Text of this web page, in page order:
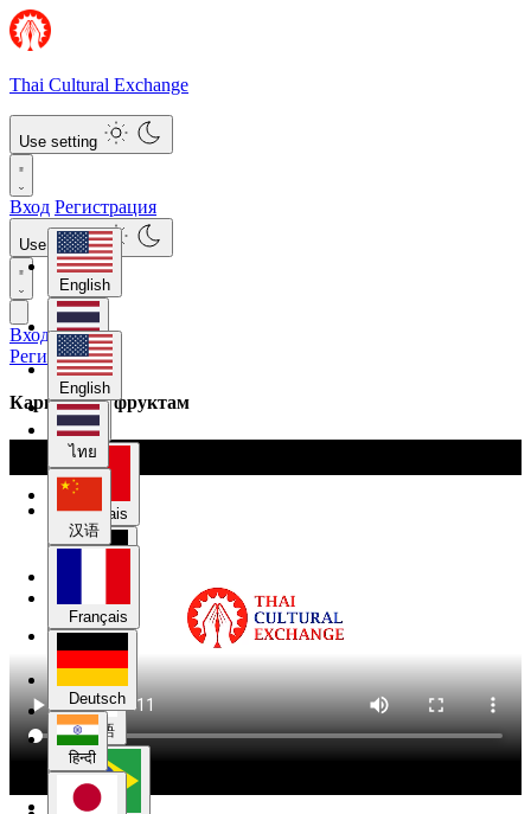
Thai Cultural Exchange
Use setting
English
ไทย
汉语
Français
हिन्दी
日本語
Вход Регистрация
Use setting
English
ไทย
汉语
Français
Deutsch
हिन्दी
Вход
Регистрация
Карвинг по фруктам